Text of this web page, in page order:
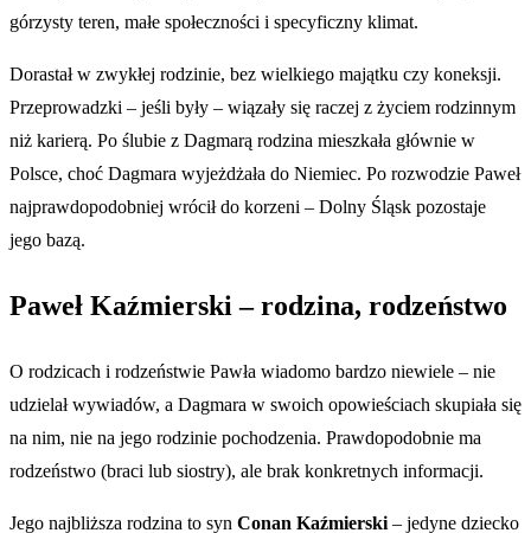
górzysty teren, małe społeczności i specyficzny klimat.
Dorastał w zwykłej rodzinie, bez wielkiego majątku czy koneksji.
Przeprowadzki – jeśli były – wiązały się raczej z życiem rodzinnym
niż karierą. Po ślubie z Dagmarą rodzina mieszkała głównie w
Polsce, choć Dagmara wyjeżdżała do Niemiec. Po rozwodzie Paweł
najprawdopodobniej wrócił do korzeni – Dolny Śląsk pozostaje
jego bazą.
Paweł Kaźmierski – rodzina, rodzeństwo
O rodzicach i rodzeństwie Pawła wiadomo bardzo niewiele – nie
udzielał wywiadów, a Dagmara w swoich opowieściach skupiała się
na nim, nie na jego rodzinie pochodzenia. Prawdopodobnie ma
rodzeństwo (braci lub siostry), ale brak konkretnych informacji.
Jego najbliższa rodzina to syn Conan Kaźmierski – jedyne dziecko